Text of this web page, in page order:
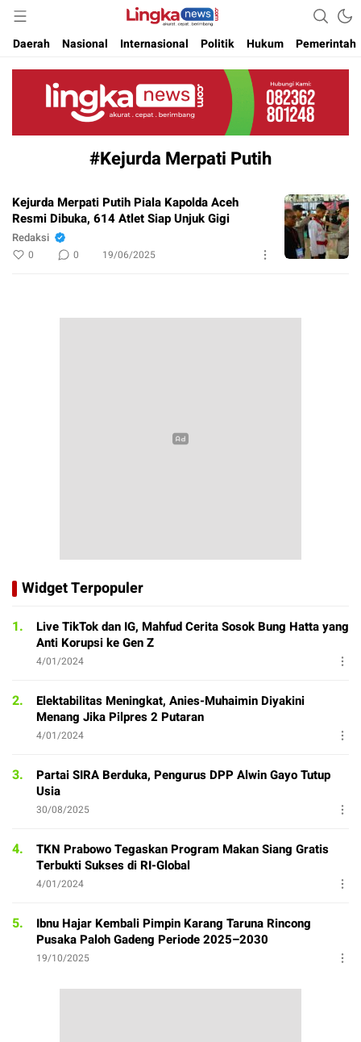
Lingkanews
Akurat. Cepat & Berimbang
Daerah
Nasional Internasional Politik Hukum Pemerintah
#Kejurda Merpati Putih
Kejurda Merpati Putih Piala Kapolda Aceh
Resmi Dibuka, 614 Atlet Siap Unjuk Gigi
Redaksi
0 0 19/06/2025
Widget Terpopuler
1.
Live TikTok dan IG, Mahfud Cerita Sosok Bung Hatta yang
Anti Korupsi ke Gen Z
4/01/2024
2.
Elektabilitas Meningkat, Anies-Muhaimin Diyakini
Menang Jika Pilpres 2 Putaran
4/01/2024
3.
Partai SIRA Berduka, Pengurus DPP Alwin Gayo Tutup
Usia
30/08/2025
4.
TKN Prabowo Tegaskan Program Makan Siang Gratis
Terbukti Sukses di RI-Global
4/01/2024
5.
Ibnu Hajar Kembali Pimpin Karang Taruna Rincong
Pusaka Paloh Gadeng Periode 2025–2030
19/10/2025